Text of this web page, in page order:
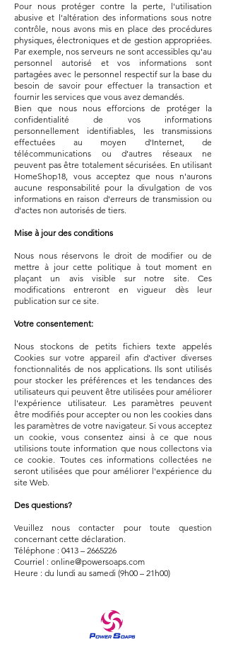
Pour nous protéger contre la perte, l'utilisation
abusive et l'altération des informations sous notre
contrôle, nous avons mis en place des procédures
physiques, électroniques et de gestion appropriées.
Par exemple, nos serveurs ne sont accessibles qu'au
personnel autorisé et vos informations sont
partagées avec le personnel respectif sur la base du
besoin de savoir pour effectuer la transaction et
fournir les services que vous avez demandés.
Bien que nous nous efforcions de protéger la
confidentialité de vos informations
personnellement identifiables, les transmissions
effectuées au moyen d'Internet, de
télécommunications ou d'autres réseaux ne
peuvent pas être totalement sécurisées. En utilisant
HomeShop18, vous acceptez que nous n'aurons
aucune responsabilité pour la divulgation de vos
informations en raison d'erreurs de transmission ou
d'actes non autorisés de tiers.
Mise à jour des conditions
Nous nous réservons le droit de modifier ou de
mettre à jour cette politique à tout moment en
plaçant un avis visible sur notre site. Ces
modifications entreront en vigueur dès leur
publication sur ce site.
Votre consentement:
Nous stockons de petits fichiers texte appelés
Cookies sur votre appareil afin d'activer diverses
fonctionnalités de nos applications. Ils sont utilisés
pour stocker les préférences et les tendances des
utilisateurs qui peuvent être utilisées pour améliorer
l'expérience utilisateur. Les paramètres peuvent
être modifiés pour accepter ou non les cookies dans
les paramètres de votre navigateur. Si vous acceptez
un cookie, vous consentez ainsi à ce que nous
utilisions toute information que nous collectons via
ce cookie. Toutes ces informations collectées ne
seront utilisées que pour améliorer l'expérience du
site Web.
Des questions?
Veuillez nous contacter pour toute question
concernant cette déclaration.
Téléphone : 0413 – 2665226
Courriel : online@powersoaps.com
Heure : du lundi au samedi (9h00 – 21h00)